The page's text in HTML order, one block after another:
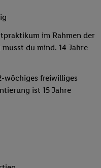
im Rahmen der
du mind. 14 Jahre
wöchiges freiwilliges
ist 15 Jahre